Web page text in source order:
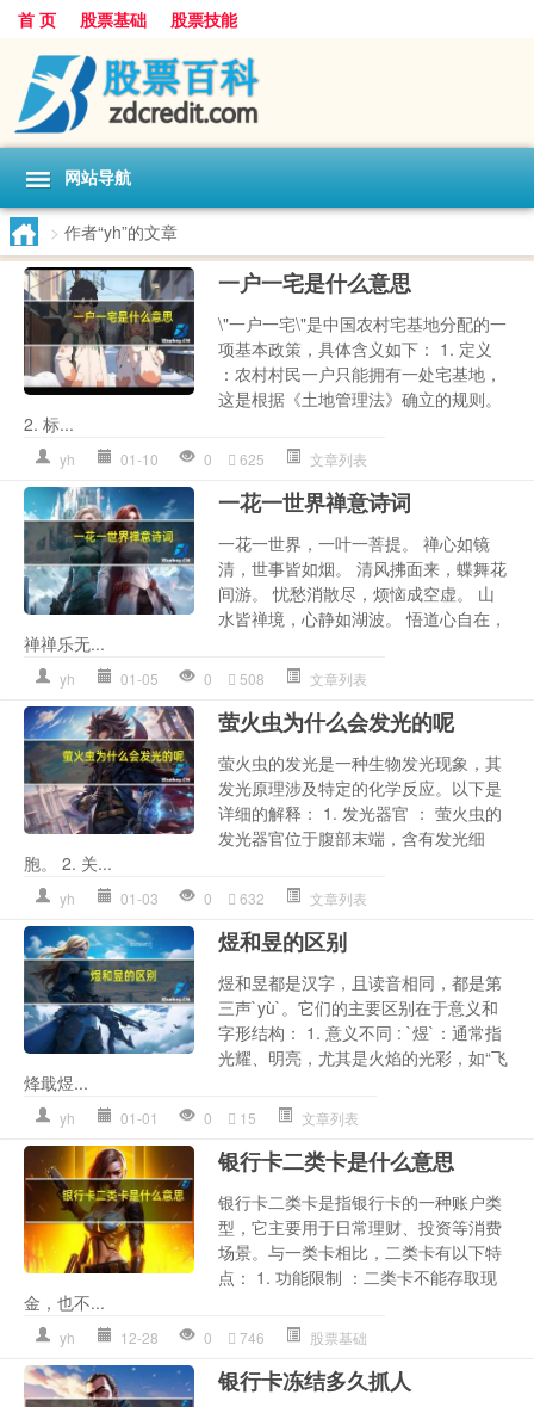
首 页 股票基础 股票技能
网站导航
> 作者“yh”的文章
一户一宅是什么意思
\"一户一宅\"是中国农村宅基地分配的一
项基本政策，具体含义如下： 1. 定义
：农村村民一户只能拥有一处宅基地，
这是根据《土地管理法》确立的规则。
2. 标...
yh 01-10 0 625 文章列表
一花一世界禅意诗词
一花一世界，一叶一菩提。 禅心如镜
清，世事皆如烟。 清风拂面来，蝶舞花
间游。 忧愁消散尽，烦恼成空虚。 山
水皆禅境，心静如湖波。 悟道心自在，
禅禅乐无...
yh 01-05 0 508 文章列表
萤火虫为什么会发光的呢
萤火虫的发光是一种生物发光现象，其
发光原理涉及特定的化学反应。以下是
详细的解释： 1. 发光器官 ： 萤火虫的
发光器官位于腹部末端，含有发光细
胞。 2. 关...
yh 01-03 0 632 文章列表
煜和昱的区别
煜和昱都是汉字，且读音相同，都是第
三声`yù`。它们的主要区别在于意义和
字形结构： 1. 意义不同 : `煜`：通常指
光耀、明亮，尤其是火焰的光彩，如“飞
烽戢煜...
yh 01-01 0 15 文章列表
银行卡二类卡是什么意思
银行卡二类卡是指银行卡的一种账户类
型，它主要用于日常理财、投资等消费
场景。与一类卡相比，二类卡有以下特
点： 1. 功能限制 ：二类卡不能存取现
金，也不...
yh 12-28 0 746 股票基础
银行卡冻结多久抓人